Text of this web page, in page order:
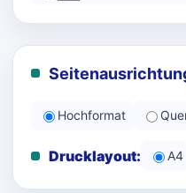
Hochformat
Drucklayout: A4